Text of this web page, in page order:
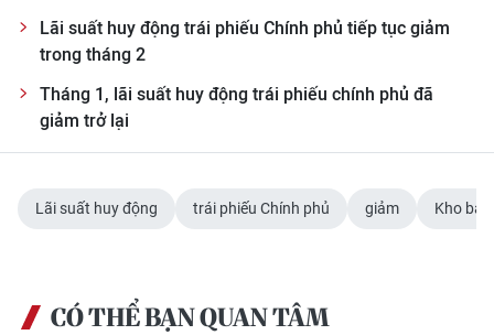
NHÂN DÂN CUỐI TUẦN
NHÂN DÂN HẰNG THÁNG
MUA BÁO
Lãi suất huy động trái phiếu Chính phủ tiếp tục giảm
trong tháng 2
Tháng 1, lãi suất huy động trái phiếu chính phủ đã
giảm trở lại
Lãi suất huy động trái phiếu Chính phủ giảm Kho
CÓ THỂ BẠN QUAN TÂM